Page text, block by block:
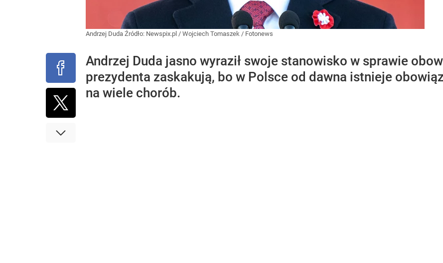
Andrzej Duda Źródło: Newspix.pl / Wojciech Tomaszek / Fotonews
Andrzej Duda jasno wyraził swoje stanowisko w sprawie
prezydenta zaskakują, bo w Polsce od dawna istnieje
na wiele chorób.